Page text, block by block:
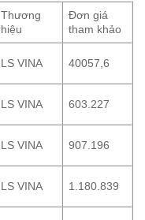
Thương
hiệu
Đơn giá
tham khảo
LS VINA 40057,6
LS VINA 603.227
LS VINA 907.196
LS VINA 1.180.839